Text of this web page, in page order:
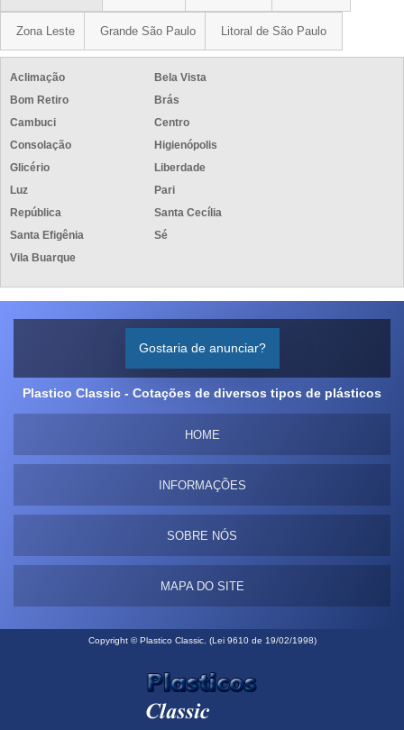
Zona Leste Grande São Paulo Litoral de São Paulo
Aclimação
Bela Vista
Bom Retiro
Brás
Cambuci
Centro
Consolação
Higienópolis
Glicério
Liberdade
Luz
Pari
República
Santa Cecília
Santa Efigênia
Sé
Vila Buarque
Gostaria de anunciar?
Plastico Classic - Cotações de diversos tipos de plásticos
HOME
INFORMAÇÕES
SOBRE NÓS
MAPA DO SITE
Copyright © Plastico Classic. (Lei 9610 de 19/02/1998)